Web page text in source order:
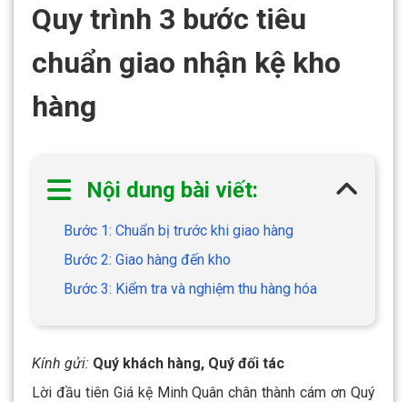
Quy trình 3 bước tiêu
chuẩn giao nhận kệ kho
hàng
Nội dung bài viết:
Bước 1: Chuẩn bị trước khi giao hàng
Bước 2: Giao hàng đến kho
Bước 3: Kiểm tra và nghiệm thu hàng hóa
Kính gửi: Quý khách hàng, Quý đối tác
Lời đầu tiên Giá kệ Minh Quân chân thành cám ơn Quý